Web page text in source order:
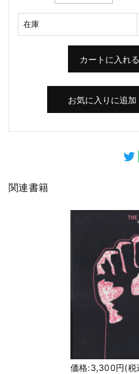
在庫
関連書籍
価格:3,300円(税